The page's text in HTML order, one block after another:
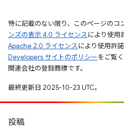
特に記載のない限り、このページのコ
ンズの表示 4.0 ライセンスにより使用
Apache 2.0 ライセンスにより使用許
Developers サイトのポリシーをご覧
関連会社の登録商標です。
最終更新日 2025-10-23 UTC。
投稿